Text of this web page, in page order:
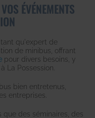
ÉVÉNEMENTS
tant qu'expert de
de minibus, offrant
pour divers besoins, y
La Possession.
bien entretenus,
entreprises.
que des séminaires, des